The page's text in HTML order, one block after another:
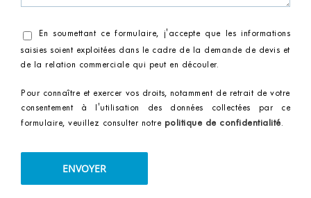
En soumettant ce formulaire, j'accepte que les informations
saisies soient exploitées dans le cadre de la demande de devis et
de la relation commerciale qui peut en découler.
Pour connaître et exercer vos droits, notamment de retrait de votre
consentement à l'utilisation des données collectées par ce
formulaire, veuillez consulter notre politique de confidentialité.